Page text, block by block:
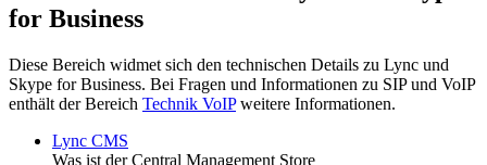
for Business
Diese Bereich widmet sich den technischen Details zu Lync und
Skype for Business. Bei Fragen und Informationen zu SIP und VoIP
enthält der Bereich Technik VoIPweitere Informationen.
Lync CMS
Was ist der Central Management Store